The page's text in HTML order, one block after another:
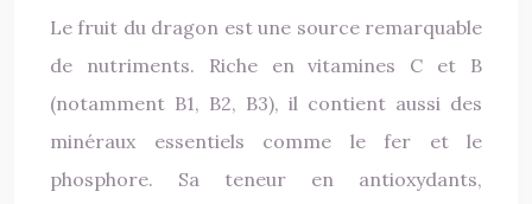
Le fruit du dragon est une source remarquable
de nutriments. Riche en vitamines C et B
(notamment B1, B2, B3), il contient aussi des
minéraux essentiels comme le fer et le
phosphore. Sa teneur en antioxydants,